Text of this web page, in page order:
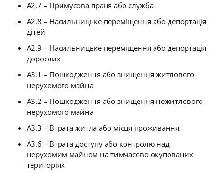
A2.7 – Примусова праця або служба
A2.8 – Насильницьке переміщення або депортація
дітей
A2.9 – Насильницьке переміщення або депортація
дорослих
A3.1 – Пошкодження або знищення житлового
нерухомого майна
A3.2 – Пошкодження або знищення нежитлового
нерухомого майна
A3.3 – Втрата житла або місця проживання
A3.6 – Втрата доступу або контролю над
нерухомим майном на тимчасово окупованих
територіях